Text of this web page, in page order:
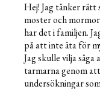
Hej! Jag tänker rätt
moster och
har det i familjen.
på att inte äta för
Jag skulle vilja
tarmarna genom
undersökningar